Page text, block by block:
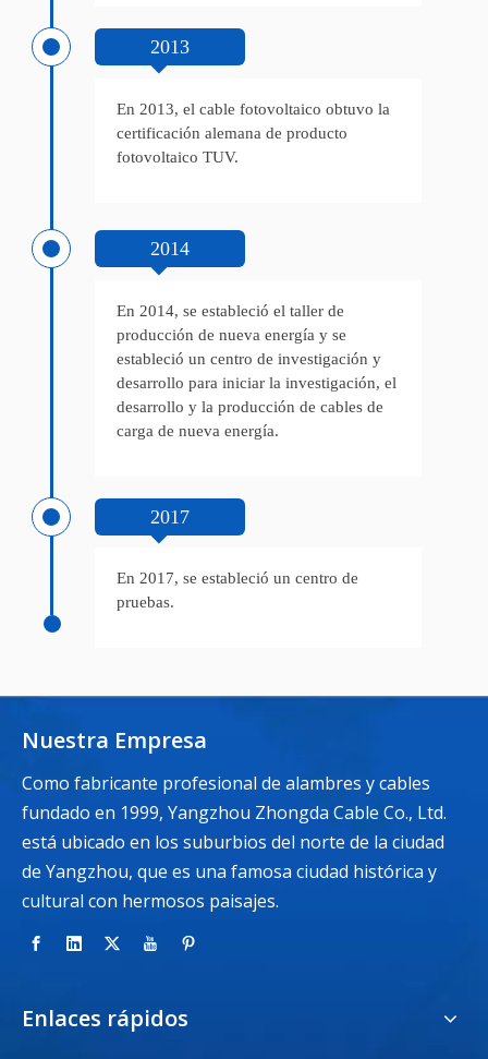
2013
En 2013, el cable fotovoltaico obtuvo la
certificación alemana de producto
fotovoltaico TUV.
2014
En 2014, se estableció el taller de
producción de nueva energía y se
estableció un centro de investigación y
desarrollo para iniciar la investigación, el
desarrollo y la producción de cables de
carga de nueva energía.
2017
En 2017, se estableció un centro de
pruebas.
Nuestra Empresa
Como fabricante profesional de alambres y cables
fundado en 1999, Yangzhou Zhongda Cable Co., Ltd.
está ubicado en los suburbios del norte de la ciudad
de Yangzhou, que es una famosa ciudad histórica y
cultural con hermosos paisajes.
Enlaces rápidos